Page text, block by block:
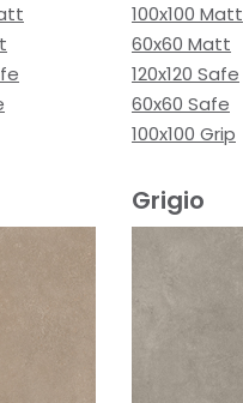
100x100 Matt
60x60 Matt
120x120 Safe
60x60 Safe
100x100 Grip
Grigio